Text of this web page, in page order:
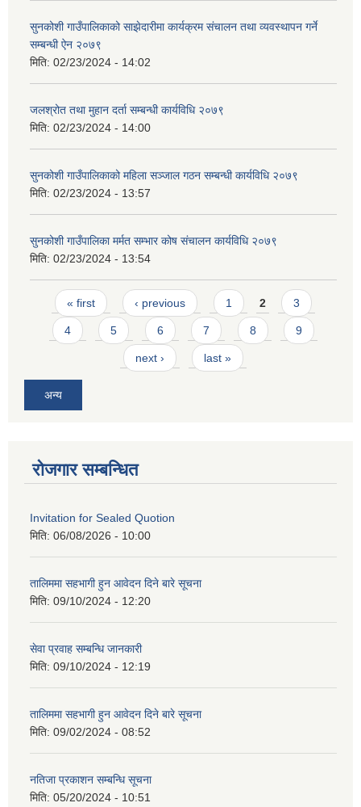
सुनकोशी गाउँपालिकाको साझेदारीमा कार्यक्रम संचालन तथा व्यवस्थापन गर्ने
सम्बन्धी ऐन २०७९
मिति: 02/23/2024 - 14:02
जलश्रोत तथा मुहान दर्ता सम्बन्धी कार्यविधि २०७९
मिति: 02/23/2024 - 14:00
सुनकोशी गाउँपालिकाको महिला सञ्जाल गठन सम्बन्धी कार्यविधि २०७९
मिति: 02/23/2024 - 13:57
सुनकोशी गाउँपालिका मर्मत सम्भार कोष संचालन कार्यविधि २०७९
मिति: 02/23/2024 - 13:54
Pages
« first ‹ previous 1 2 3
4 5 6 7 8 9
next › last »
अन्य
रोजगार सम्बन्धित
Invitation for Sealed Quotion
मिति: 06/08/2026 - 10:00
तालिममा सहभागी हुन आवेदन दिने बारे सूचना
मिति: 09/10/2024 - 12:20
सेवा प्रवाह सम्बन्धि जानकारी
मिति: 09/10/2024 - 12:19
तालिममा सहभागी हुन आवेदन दिने बारे सूचना
मिति: 09/02/2024 - 08:52
नतिजा प्रकाशन सम्बन्धि सूचना
मिति: 05/20/2024 - 10:51